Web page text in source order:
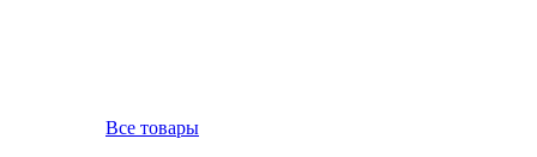
Все товары